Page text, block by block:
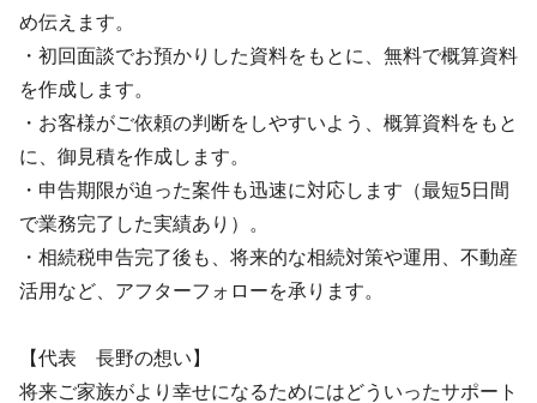
め伝えます。
・初回面談でお預かりした資料をもとに、無料で概算資料
を作成します。
・お客様がご依頼の判断をしやすいよう、概算資料をもと
に、御見積を作成します。
・申告期限が迫った案件も迅速に対応します（最短5日間
で業務完了した実績あり）。
・相続税申告完了後も、将来的な相続対策や運用、不動産
活用など、アフターフォローを承ります。
【代表 長野の想い】
将来ご家族がより幸せになるためにはどういったサポート